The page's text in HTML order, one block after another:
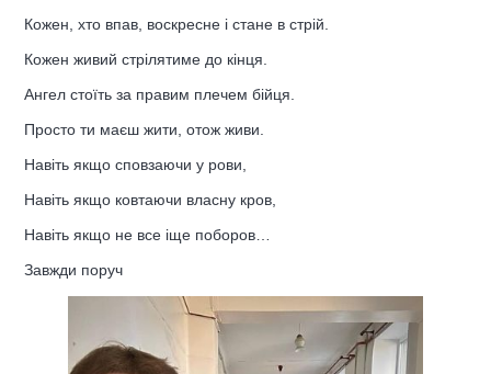
Кожен, хто впав, воскресне і стане в стрій.
Кожен живий стрілятиме до кінця.
Ангел стоїть за правим плечем бійця.
Просто ти маєш жити, отож живи.
Навіть якщо сповзаючи у рови,
Навіть якщо ковтаючи власну кров,
Навіть якщо не все іще поборов…
Завжди поруч